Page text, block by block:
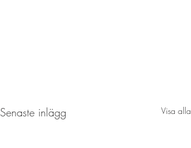
Senaste inlägg Visa alla